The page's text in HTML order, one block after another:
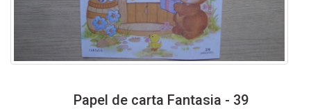
Papel de carta Fantasia - 39